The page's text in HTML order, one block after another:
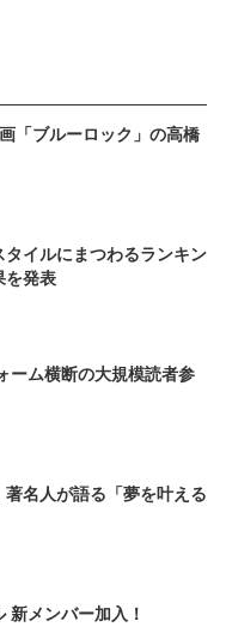
「ブルーロック」の高橋
イルにまつわるランキン
を発表
ーム横断の大規模読者参
名人が語る「夢を叶える
新メンバー加入！